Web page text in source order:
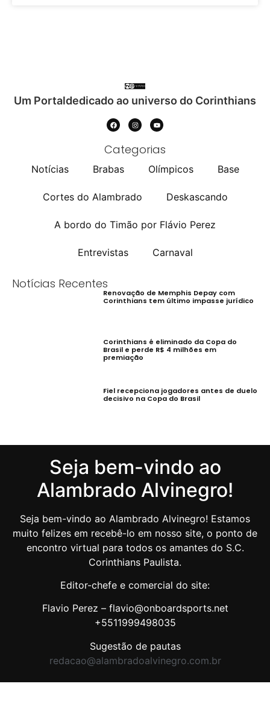
Um Portaldedicado ao universo do Corinthians
Categorias
Notícias Brabas Olímpicos Base
Cortes do Alambrado Deskascando
A bordo do Timão por Flávio Perez
Entrevistas Carnaval
Notícias Recentes
Renovação de Memphis Depay com
Corinthians tem último impasse jurídico
Corinthians é eliminado da Copa do
Brasil e perde R$ 4 milhões em
premiação
Fiel recepciona jogadores antes de duelo
decisivo na Copa do Brasil
Seja bem-vindo ao
Alambrado Alvinegro!
Seja bem-vindo ao Alambrado Alvinegro! Estamos
muito felizes em recebê-lo em nosso site, o ponto de
encontro virtual para todos os amantes do S.C.
Corinthians Paulista.
Editor-chefe e comercial do site:
Flavio Perez – flavio@onboardsports.net
+5511999498035
Sugestão de pautas
redacao@alambradoalvinegro.com.br